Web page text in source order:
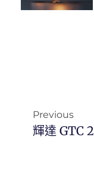
Previous